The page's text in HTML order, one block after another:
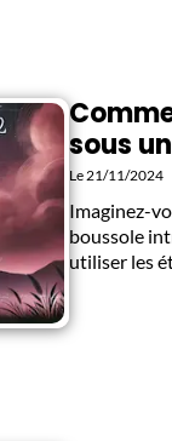
sous
Le 21/11/2024
Imaginez-
boussole
utiliser les